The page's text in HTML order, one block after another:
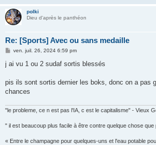
polki
Dieu d'après le panthéon
Re: [Sports] Avec ou sans medaille
M
s
g
ven. juil. 26, 2024 6:59 pm
j ai vu 1 ou 2 sudaf sortis blessés
pis ils sont sortis dernier les boks, donc on a pas
chances
"le probleme, ce n est pas l'IA, c est le capitalisme" - Vieux
" il est beaucoup plus facile à être contre quelque chose
« Entre le champagne pour quelques-uns et l'eau potable